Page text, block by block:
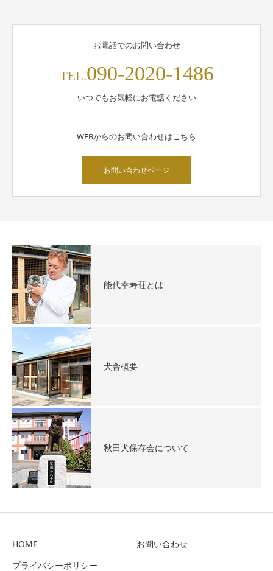
お電話でのお問い合わせ
TEL.090-2020-1486
いつでもお気軽にお電話ください
WEBからのお問い合わせはこちら
お問い合わせページ
能代幸寿荘とは
犬舎概要
秋田犬保存会について
HOME
お問い合わせ
プライバシーポリシー